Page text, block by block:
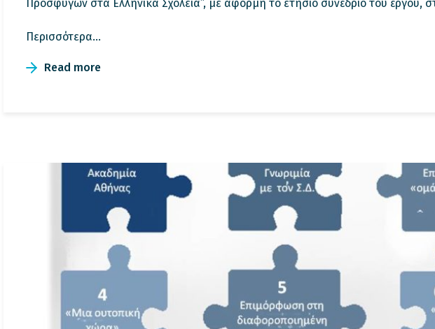
Προσφύγων στα Ελληνικά Σχολεία”, με αφορμή το ετήσιο συνέδριο του έργου,
Περισσότερα…
Read more